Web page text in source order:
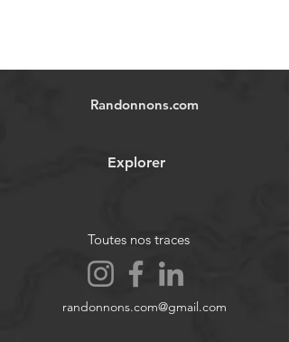
Randonnons.com
Explorer
Toutes nos traces
randonnons.com@gmail.com